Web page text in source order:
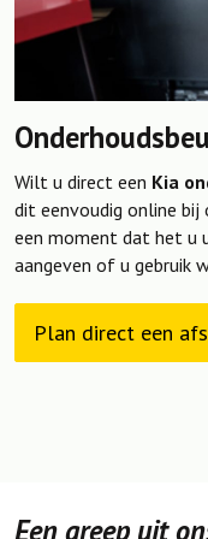
Wilt u direct een Kia
dit eenvoudig online bij
een moment dat het u
aangeven of u gebruik
Plan direct een
Een greep uit